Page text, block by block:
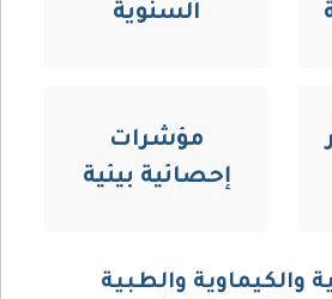
السنوية
مؤشرات
إحصائية بيئية
والكيماوية والطبية